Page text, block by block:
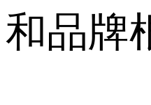
和品牌